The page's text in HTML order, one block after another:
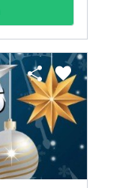
share favorite